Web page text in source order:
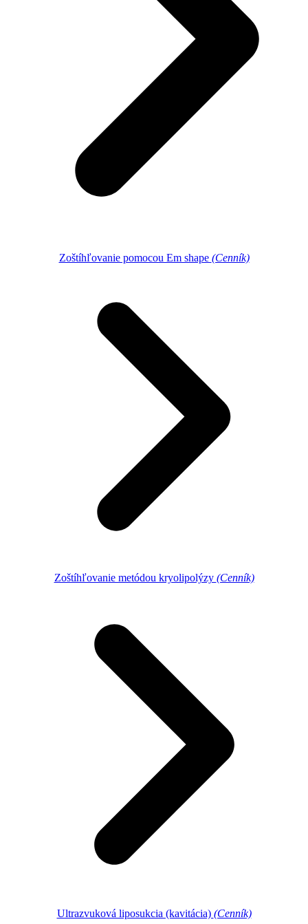
Zoštíhľovanie pomocou Em shape (Cenník)
Zoštíhľovanie metódou kryolipolýzy (Cenník)
Ultrazvuková liposukcia (kavitácia) (Cenník)